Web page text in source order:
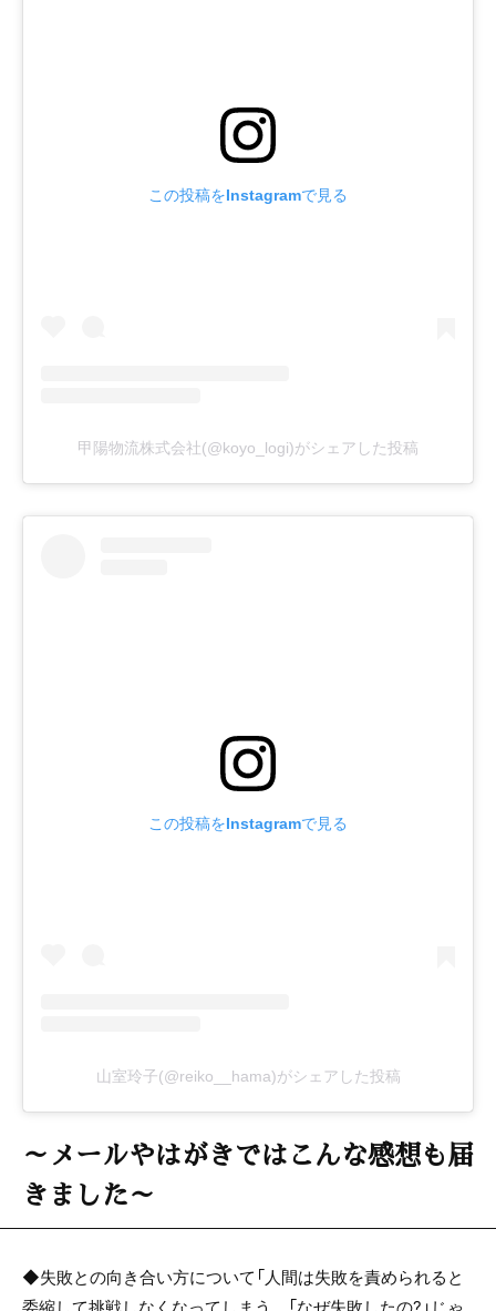
この投稿をInstagramで見る
甲陽物流株式会社(@koyo_logi)がシェアした投稿
この投稿をInstagramで見る
山室玲子(@reiko__hama)がシェアした投稿
～メールやはがきではこんな感想も届
きました～
◆失敗との向き合い方について「人間は失敗を責められると